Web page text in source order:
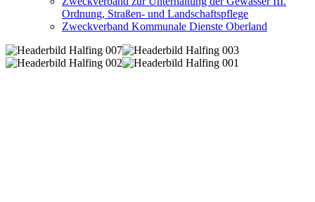
Ordnung, Straßen- und Landschaftspflege
Zweckverband Kommunale Dienste Oberland